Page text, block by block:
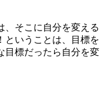
、そこに自分を変える
ということは、目標を
目標だったら自分を変